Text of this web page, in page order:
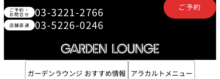
ルニューオー
サービスア
ートメント 朝食のご案内
宿泊者限定
ディナ ーご優待
のご案内
誕生日や記念日の
VIEW & DINING
THE SKY
タワーレスト
ラン
トレーダーヴ
スイーツ
パティスリー
SATSUKI
ピエール・エ
ルメ・パリ
西洋料理
ムービー
ホテルへのアクセ
ご予約・
お問合せ 03-3221-2766
店舗直通 03-5226-0246
ご予約
ガーデンラウンジ おすすめ情報 アラカルトメニュー